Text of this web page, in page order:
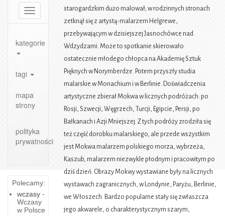
Toggle
navigation
kategorie
tagi
mapa
strony
polityka
prywatności
Polecamy:
wczasy -
Wczasy
w Polsce
starogardzkim dużo malował; w rodzinnych stronach
zetknął się z artystą-malarzem Helgrewe,
przebywającym w dzisiejszej Jasnochówce nad
Wdzydzami. Może to spotkanie skierowało
ostatecznie młodego chłopca na Akademię Sztuk
Pięknych w Norymberdze. Potem przyszły studia
malarskie w Monachium i w Berlinie. Doświadczenia
artystyczne zbierał Mokwa w licznych podróżach: po
Rosji, Szwecji, Węgrzech, Turcji, Egipcie, Persji, po
Bałkanach i Azji Mniejszej. Z tych podróży zrodziła się
też część dorobku malarskiego, ale przede wszystkim
jest Mokwa malarzem polskiego morza, wybrzeża,
Kaszub, malarzem niezwykle płodnym i pracowitym po
dziś dzień. Obrazy Mokwy wystawiane były na licznych
wystawach zagranicznych, w Londynie, Paryżu, Berlinie,
we Włoszech. Bardzo popularne stały się zwłaszcza
jego akwarele, o charakterystycznym szarym,